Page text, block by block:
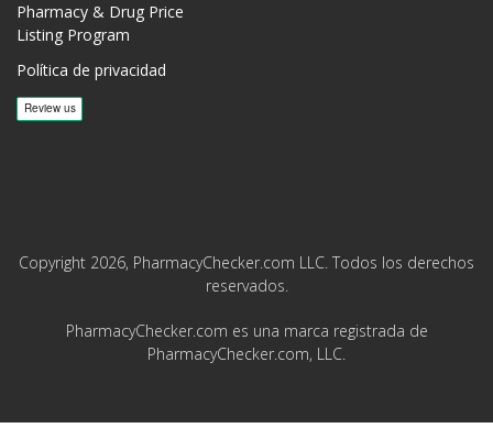
Pharmacy & Drug Price
Listing Program
Política de privacidad
Copyright 2026, PharmacyChecker.com LLC. Todos los derechos
reservados.
PharmacyChecker.com es una marca registrada de
PharmacyChecker.com, LLC.